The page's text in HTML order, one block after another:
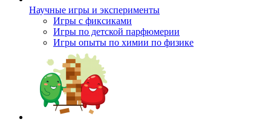
Научные игры и эксперименты
Игры с фиксиками
Игры по детской парфюмерии
Игры опыты по химии по физике